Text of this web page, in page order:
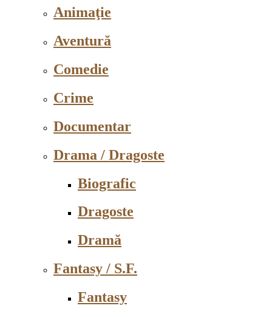
Animaţie
Aventură
Comedie
Crime
Documentar
Drama / Dragoste
Biografic
Dragoste
Dramă
Fantasy / S.F.
Fantasy